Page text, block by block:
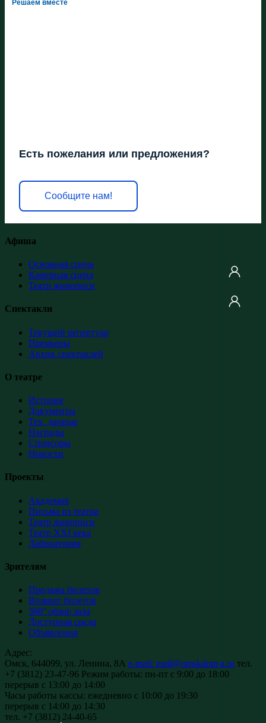
Решаем вместе
Есть пожелания или предложения?
Сообщите нам!
Афиша
Основная сцена
Камерная сцена
Театр живописи
Спектакли
Текущий репертуар
Премьеры
Архив спектаклей
О театре
История
Документы
Тех. данные
Награды
Спонсоры
Новости
Проекты
Академия
Письма из театра
Театр живописи
Театр XXI века
Лаборатория
Зрителям
Продажа билетов
Возврат билетов
360° обзор зала
Доступная среда
Объявления
Адрес:
Омск, 644099, ул. Ленина, 8А e-mail: mail@omskdrama.ru тел.
+7 (3812) 23-47-96 Режим работы: пн-пт с 9:00 до 18:00
перерыв с 13:00 до 14:00
Часы работы кассы: ежедневно с 10:00 до 19:30
перерыв с 14:00 до 14:30
тел. +7 (3812) 24-40-65